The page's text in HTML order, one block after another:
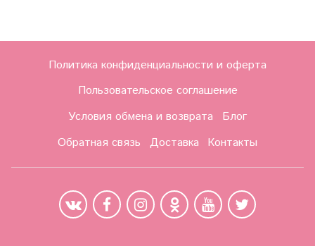
Политика конфиденциальности и оферта
Пользовательское соглашение
Условия обмена и возврата
Блог
Обратная связь
Доставка Контакты